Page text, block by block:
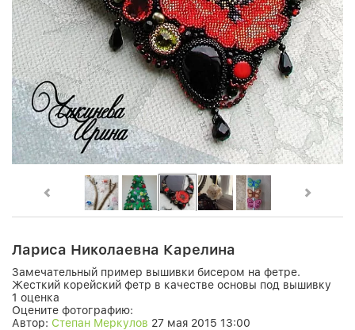
Лариса Николаевна Карелина
Замечательный пример вышивки бисером на фетре.
Жесткий корейский фетр в качестве основы под вышивку
1 оценка
Оцените фотографию:
Автор: Степан Меркулов 27 мая 2015 13:00